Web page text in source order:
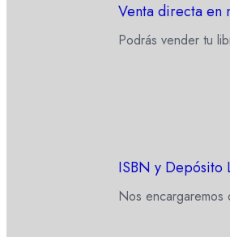
Venta directa en
Podrás vender tu
ISBN y Depósito
Nos